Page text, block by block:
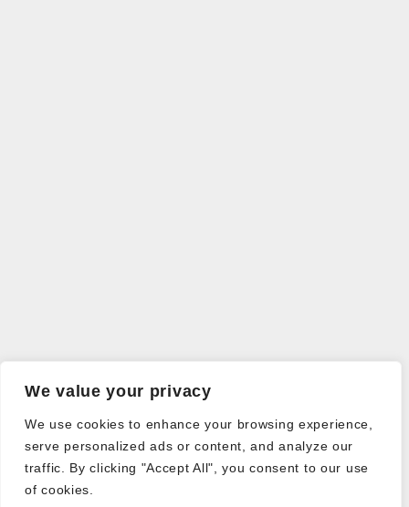
We value your privacy
We use cookies to enhance your browsing experience,
serve personalized ads or content, and analyze our
traffic. By clicking "Accept All", you consent to our use
of cookies.